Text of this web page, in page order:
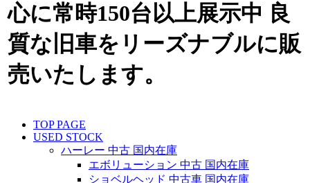
心に常時150台以上展示中 良
質な旧車をリーズナブルに販
売いたします。
TOP PAGE
USED STOCK
ハーレー 中古 国内在庫
エボリューション 中古 国内在庫
ショベルヘッド 中古車 国内在庫